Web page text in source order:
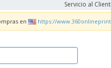
Servicio al
en https://